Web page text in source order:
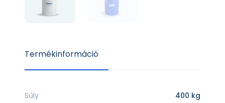
Termékinformáció
Súly 400 kg